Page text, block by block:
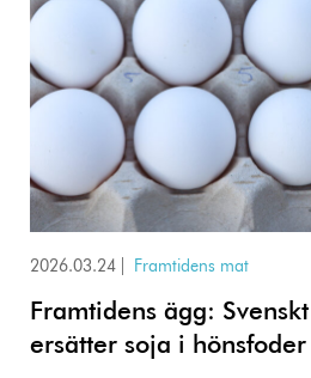
2026.03.24 Framtidens mat
Framtidens ägg:
ersätter soja i hönsfoder